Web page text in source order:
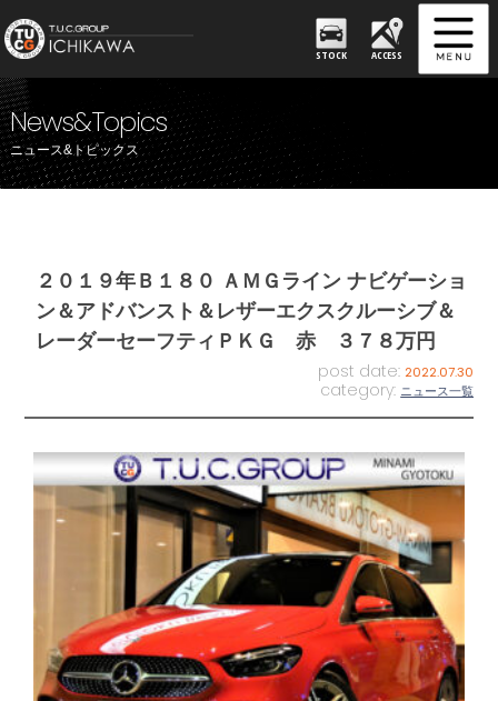
STOCK ACCESS
News&Topics
ニュース&トピックス
２０１９年Ｂ１８０ ＡＭＧライン ナビゲーショ
ン＆アドバンスト＆レザーエクスクルーシブ＆
レーダーセーフティＰＫＧ 赤 ３７８万円
post date: 2022.07.30
category: ニュース一覧